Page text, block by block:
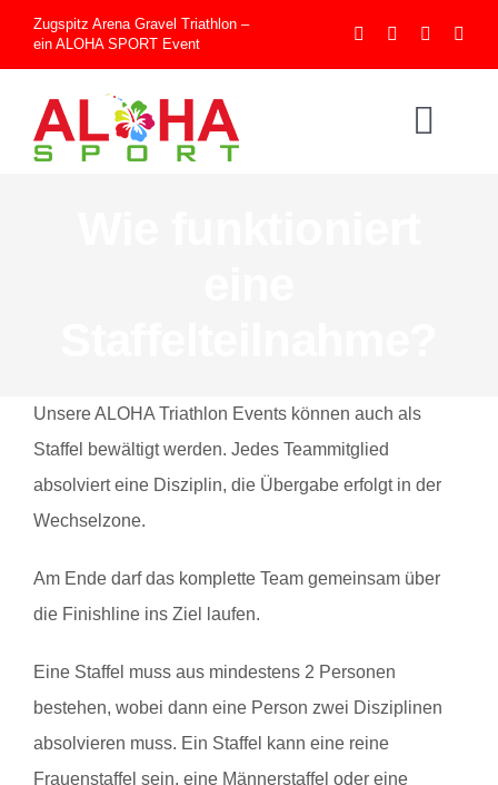
SkipZugspitz Arena Gravel Triathlon –
ein ALOHA SPORT Event
Impressionen
Ergebnisse
Unsere ALOHA Triathlon Events können auch als
Staffel bewältigt werden. Jedes Teammitglied
absolviert eine Disziplin, die Übergabe erfolgt in der
Wechselzone.
Am Ende darf das komplette Team gemeinsam über
die Finishline ins Ziel laufen.
Eine Staffel muss aus mindestens 2 Personen
bestehen, wobei dann eine Person zwei Disziplinen
absolvieren muss. Ein Staffel kann eine reine
Frauenstaffel sein, eine Männerstaffel oder eine